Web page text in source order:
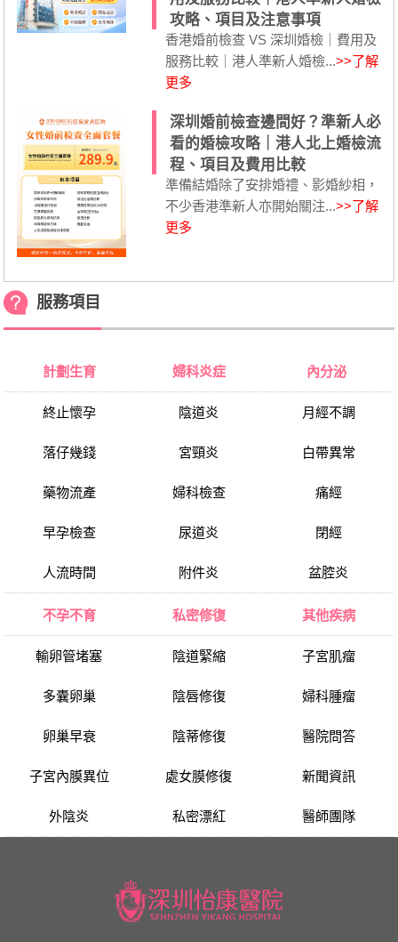
攻略、項目及注意事項
香港婚前檢查 VS 深圳婚檢｜費用及
服務比較｜港人準新人婚檢...>>了解
更多
深圳婚前檢查邊間好？準新人必
看的婚檢攻略｜港人北上婚檢流
程、項目及費用比較
準備結婚除了安排婚禮、影婚紗相，
不少香港準新人亦開始關注...>>了解
更多
服務項目
計劃生育
終止懷孕
落仔幾錢
藥物流產
早孕檢查
人流時間
婦科炎症
陰道炎
宮頸炎
婦科檢查
尿道炎
附件炎
內分泌
月經不調
白帶異常
痛經
閉經
盆腔炎
不孕不育
輸卵管堵塞
多囊卵巢
卵巢早衰
子宮內膜異位
外陰炎
私密修復
陰道緊縮
陰唇修復
陰蒂修復
處女膜修復
私密漂紅
其他疾病
子宮肌瘤
婦科腫瘤
醫院問答
新聞資訊
醫師團隊